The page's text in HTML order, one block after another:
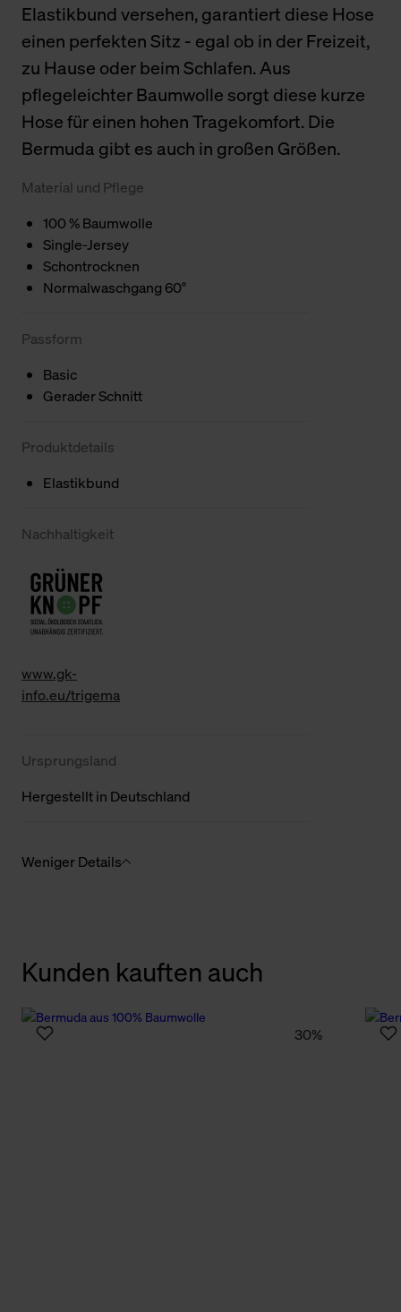
Elastikbund versehen, garantiert diese Hose
einen perfekten Sitz - egal ob in der Freizeit,
zu Hause oder beim Schlafen. Aus
pflegeleichter Baumwolle sorgt diese kurze
Hose für einen hohen Tragekomfort. Die
Bermuda gibt es auch in großen Größen.
Material und Pflege
100 % Baumwolle
Single-Jersey
Schontrocknen
Normalwaschgang 60°
Passform
Basic
Gerader Schnitt
Produktdetails
Elastikbund
Nachhaltigkeit
www.gk-
info.eu/trigema
Ursprungsland
Hergestellt in Deutschland
Weniger Details
Kunden kauften auch
30%